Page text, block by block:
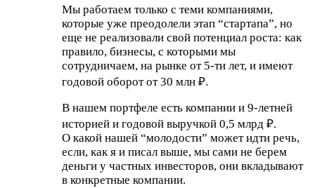
Мы работаем только с теми компаниями,
которые уже преодолели этап “стартапа”, но
еще не реализовали свой потенциал роста: как
правило, бизнесы, с которыми мы
сотрудничаем, на рынке от 5-ти лет, и имеют
годовой оборот от 30 млн ₽.
В нашем портфеле есть компании и 9-летней
историей и годовой выручкой 0,5 млрд ₽.
О какой нашей “молодости” может идти речь,
если, как я и писал выше, мы сами не берем
деньги у частных инвесторов, они вкладывают
в конкретные компании.